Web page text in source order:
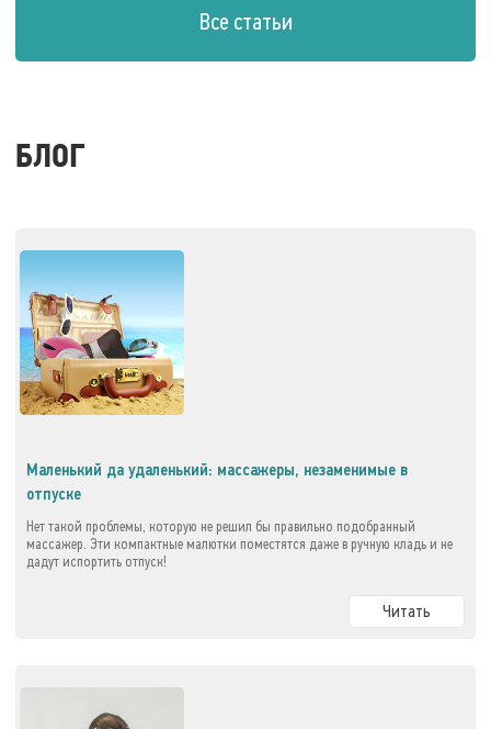
Все статьи
БЛОГ
Маленький да удаленький: массажеры, незаменимые в
отпуске
Нет такой проблемы, которую не решил бы правильно подобранный
массажер. Эти компактные малютки поместятся даже в ручную кладь и не
дадут испортить отпуск!
Читать